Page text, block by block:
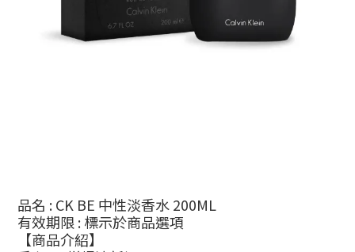
品名 : CK BE 中性淡香水 200ML
有效期限 : 標示於商品選項
【商品介紹】